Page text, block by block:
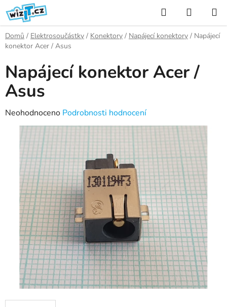
Přejít
na
obsah
Hledat
KOŠÍK
Domů / Elektrosoučástky / Konektory / Napájecí konektory / Napájecí
konektor Acer / Asus
Napájecí konektor Acer /
Asus
Průměrné
hodnocení
produktu
hvězdiček.
Neohodnoceno Podrobnosti hodnocení